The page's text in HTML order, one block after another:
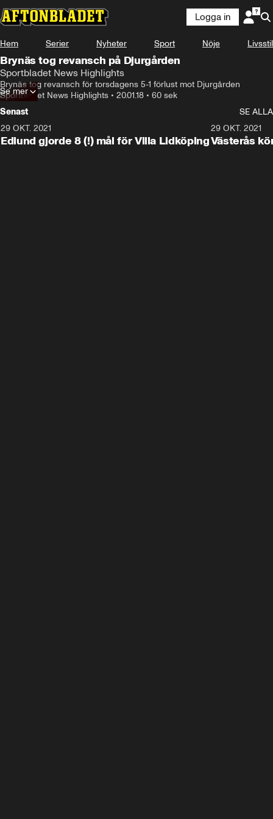
Logga in
Hem Serier Nyheter Sport Nöje Livsstil
Brynäs tog revansch på Djurgården
Sportbladet News Highlights
Brynäs tog revansch för torsdagens 5-1 förlust mot Djurgården
Sportbladet News Highlights • 20.01.18 • 60 sek
Se mer
Senast
SE ALLA
29 OKT. 2021
Edlund gjorde 8 (!) mål för Villa Lidköping
29 OKT. 2021
Västerås